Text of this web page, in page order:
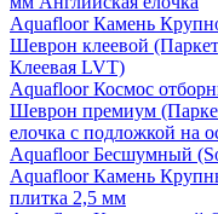
Aquafloor Камень
Шеврон клеевой
Клеевая LVT)
Aquafloor Космос
Шеврон премиум
елочка с подложкой на
Aquafloor Бесшумный
Aquafloor Камень
плитка 2,5 мм